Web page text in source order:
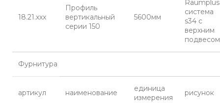
18.21.ххх
Профиль
вертикальный
серии 150
5600мм
Фурнитура
артикул наименование
единица
измерения
рисунок